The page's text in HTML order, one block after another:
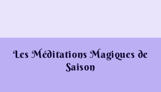
Les Méditations Magiques de
Saison